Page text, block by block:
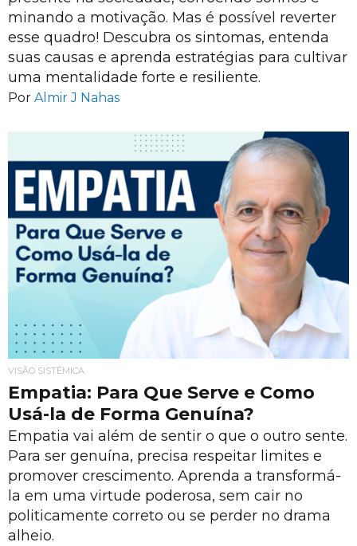
minando a motivação. Mas é possível reverter
esse quadro! Descubra os sintomas, entenda
suas causas e aprenda estratégias para cultivar
uma mentalidade forte e resiliente.
Por Almir J Nahas
VISÃO SISTÊMICA
Empatia: Para Que Serve e Como
Usá-la de Forma Genuína?
Empatia vai além de sentir o que o outro sente.
Para ser genuína, precisa respeitar limites e
promover crescimento. Aprenda a transformá-
la em uma virtude poderosa, sem cair no
politicamente correto ou se perder no drama
alheio.